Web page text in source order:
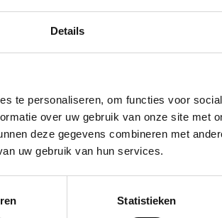
Details
te personaliseren, om functies voor
over uw gebruik van onze site met
deze gegevens combineren met
uw gebruik van hun services.
Statistieken